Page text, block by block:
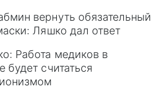
вернуть обязательный
Ляшко дал ответ
Работа медиков в
будет считаться